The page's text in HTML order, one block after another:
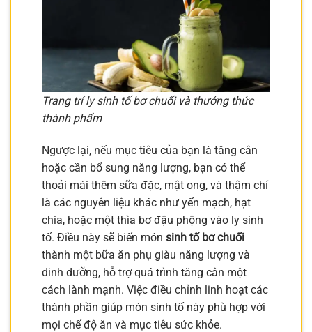
Trang trí ly sinh tố bơ chuối và thưởng thức
thành phẩm
Ngược lại, nếu mục tiêu của bạn là tăng cân
hoặc cần bổ sung năng lượng, bạn có thể
thoải mái thêm sữa đặc, mật ong, và thậm chí
là các nguyên liệu khác như yến mạch, hạt
chia, hoặc một thìa bơ đậu phộng vào ly sinh
tố. Điều này sẽ biến món sinh tố bơ chuối
thành một bữa ăn phụ giàu năng lượng và
dinh dưỡng, hỗ trợ quá trình tăng cân một
cách lành mạnh. Việc điều chỉnh linh hoạt các
thành phần giúp món sinh tố này phù hợp với
mọi chế độ ăn và mục tiêu sức khỏe.